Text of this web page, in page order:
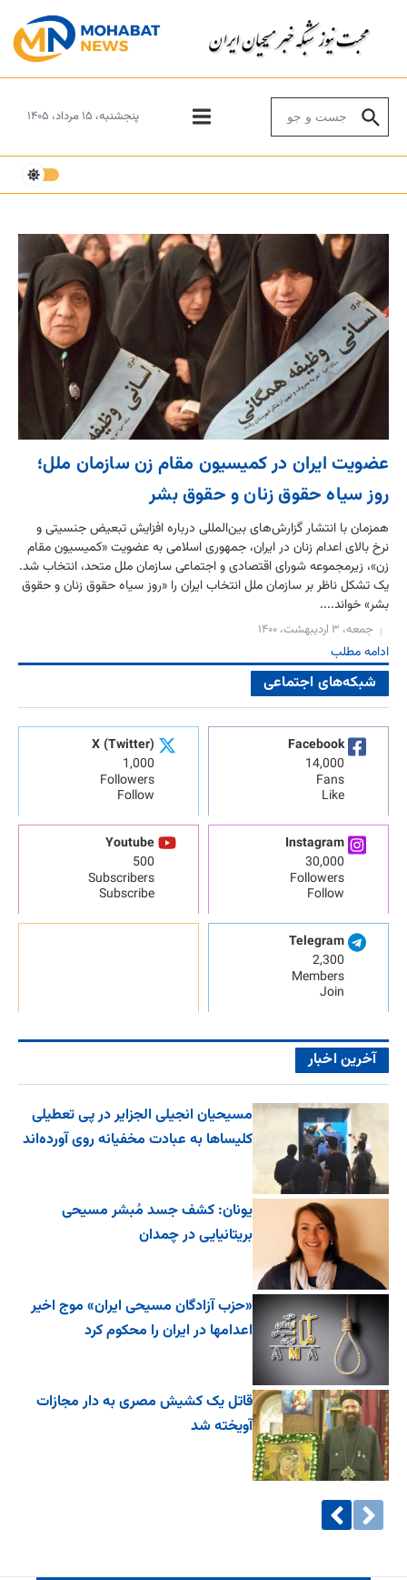
پنجشنبه، ۱۵ مرداد، ۱۴۰۵
عضویت ایران در کمیسیون مقام زن سازمان ملل؛
روز سیاه حقوق زنان و حقوق بشر
همزمان با انتشار گزارش‌های بین‌المللی درباره افزایش تبعیض جنسیتی و
نرخ بالای اعدام زنان در ایران، جمهوری اسلامی به عضویت «کمیسیون مقام
زن»، زیرمجموعه شورای اقتصادی و اجتماعی سازمان ملل متحد، انتخاب شد.
یک تشکل ناظر بر سازمان ملل انتخاب ایران را «روز سیاه حقوق زنان و حقوق
بشر» خواند....
جمعه، ۳ اردیبهشت، ۱۴۰۰
ادامه مطلب
شبکه‌های اجتماعی
Facebook
14,000
Fans
Like
X (Twitter)
1,000
Followers
Follow
Instagram
30,000
Followers
Follow
Youtube
500
Subscribers
Subscribe
Telegram
2,300
Members
Join
آخرین اخبار
مسیحیان انجیلی الجزایر در پی تعطیلی
کلیساها به عبادت مخفیانه روی آورده‌اند
یونان: کشف جسد مُبشر مسیحی
بریتانیایی در چمدان
«حزب آزادگان مسیحی ایران» موج اخیر
اعدامها در ایران را محکوم کرد
قاتل یک کشیش مصری به دار مجازات
آویخته شد